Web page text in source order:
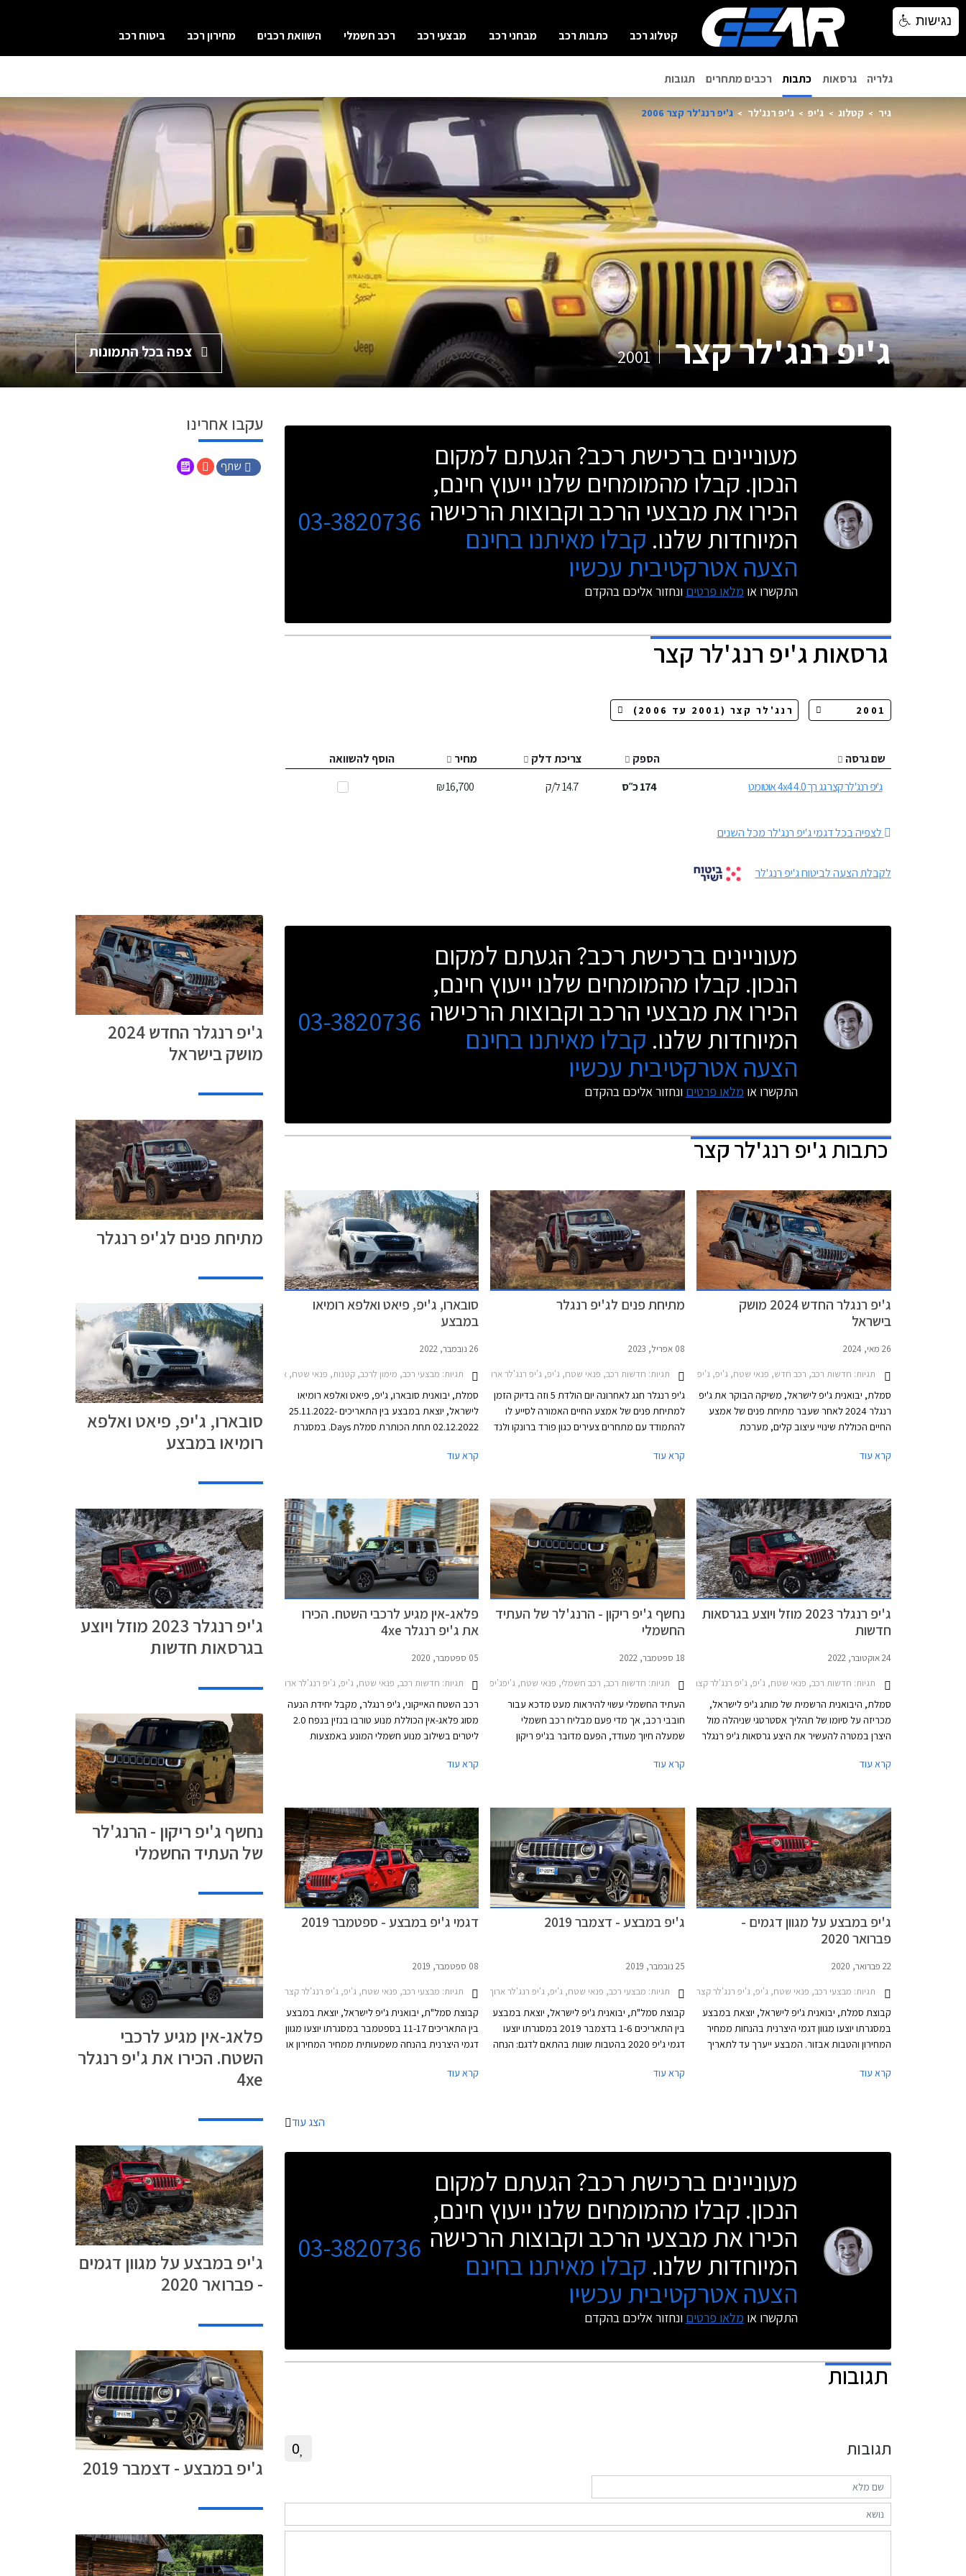
קטלוג רכב כתבות רכב מבחני רכב מבצעי רכב רכב חשמלי השוואת רכבים מחירון רכב ביטוח רכב
גלריה גרסאות כתבות רכבים מתחרים תגובות
גיר קטלוג ג'יפ ג'יפ רנג'לר ג'יפ רנג'לר קצר 2006
ג'יפ רנג'לר קצר 2001 צפה בכל התמונות
מעוניינים ברכישת רכב? הגעתם למקום
הנכון. קבלו מהמומחים שלנו ייעוץ חינם,
הכירו את מבצעי הרכב וקבוצות הרכישה
המיוחדות שלנו. קבלו מאיתנו בחינם
הצעה אטרקטיבית עכשיו
התקשרו או מלאו פרטים ונחזור אליכם בהקדם
03-3820736
גרסאותג'יפ רנג'לר קצר
שם גרסה הספק צריכת דלק מחיר
הוסף להשוואה
ג'יפ רנג'לר קצר גג רך 4.0 4x4 אוטומט
174כ״ס 14.7ל/ק 16,700 ₪
לצפיה בכל דגמי ג'יפ רנג'לר מכל השנים
לקבלת הצעה לביטוח ג'יפ רנג'לר
עקבו אחרינו
שתף
מעוניינים ברכישת רכב? הגעתם למקום
הנכון. קבלו מהמומחים שלנו ייעוץ חינם,
הכירו את מבצעי הרכב וקבוצות הרכישה
המיוחדות שלנו. קבלו מאיתנו בחינם
הצעה אטרקטיבית עכשיו
התקשרו או מלאו פרטים ונחזור אליכם בהקדם
03-3820736
כתבותג'יפ רנג'לר קצר
ג'יפ רנגלר החדש 2024 מושק
בישראל
26 מאי, 2024
תגיות: חדשות רכב, רכב חדש, פנאי שטח, ג'יפ, ג'יפ רנג'לר ארוך 2018-2024, ג'יפ רנג'לר קצר 2018-2024, ג'יפ רנג'לר ארוך 2024-2026, ג'יפ רנג'לר קצר 2024-2026מחירון רכב
סמלת, יבואנית ג'יפ לישראל, משיקה הבוקר את ג'יפ
רנגלר 2024 לאחר שעבר מתיחת פנים של אמצע
החיים הכוללת שינויי עיצוב קלים, מערכת
בגרסת רוביקון. הדגם ישווק עם אחריות מורחבת
379,900 ₪.
קרא עוד
מתיחת פנים לג'יפ רנגלר
08 אפריל, 2023
תגיות: חדשות רכב, פנאי שטח, ג'יפ, ג'יפ רנג'לר ארוך 2018-2024, ג'יפ רנג'לר קצר 2018-2024, ג'יפ רנג'לר ארוך 2024-2026ג'יפ רנג'לר קצר 2024-2026
ג'יפ רנגלר חגג לאחרונה יום הולדת 5 וזה בדיוק הזמן
למתיחת פנים של אמצע החיים האמורה לסייע לו
להתמודד עם מתחרים צעירים כגון פורד ברונקו ולנד
סבל ג'יפ רנגלר מרמת בטיחות נמוכה ותא נוסעים
מאכזב, נקודות שקיבלו התייחסות במסגרת מתיחת
הפנים. ג'יפ רנגלר המעודכן עושה את הופעת
הבכורה בתערוכות הרכב של ניו יורק המתקיימת
בימים אלה.
קרא עוד
סובארו, ג'יפ, פיאט ואלפא רומיאו
במבצע
26 נובמבר, 2022
תגיות: מבצעי רכב, מימון לרכב, קטנות, פנאי שטח, אלפא רומיאו, פיאט, ג'יפ, סובארו, ג'יפ רנג'לר קצר 2018-2024, אלפא רומיאו טונאלה 2022-2025, ג'יפ גרנד צ'ירוקי 2013-2022, ג'יפ קומפאס 2022-2025, פיאט 500e 2021-2024, סובארו XV 2017-2023, סובארו אאוטבק 2021-2025, סובארו פורסטר 2022-2024סובארו איבולטיס 2020-2023
סמלת, יבואנית סובארו, ג'יפ, פיאט ואלפא רומיאו
לישראל, יוצאת במבצע בין התאריכים 25.11.2022-
02.12.2022 תחת הכותרת סמלת Days. במסגרת
פריים מינוס 0.5%, כלומר ריבית של 3.75% נכון
להיום. כל מסלולי המימון מוצעים לתקופה של עד 60
חודשים וכוללים עמלת הקמה בסך 1.5% ממחיר
הרכב ודמי משכון ושעבוד בסך 350 ₪, שניהם
בצירוף מע"מ.
קרא עוד
ג'יפ רנגלר 2023 מוזל ויוצע בגרסאות
חדשות
24 אוקטובר, 2022
תגיות: חדשות רכב, פנאי שטח, ג'יפ, ג'יפ רנג'לר קצר 2018-2024ג'יפ רנג'לר ארוך 2018-2024
סמלת, היבואנית הרשמית של מותג ג'יפ לישראל,
מכריזה על סיומו של תהליך אסטרטגי שניהלה מול
היצרן במטרה להעשיר את היצע גרסאות ג'יפ רנגלר
הישראלי. בנוסף עודכן מחירון הדגם המציג הוזלות
קרא עוד
נחשף ג'יפ ריקון - הרנג'לר של העתיד
החשמלי
18 ספטמבר, 2022
תגיות: חדשות רכב, רכב חשמלי, פנאי שטח, ג'יפג'יפ רנג'לר ארוך 2018-2024
העתיד החשמלי עשוי להיראות מעט מדכא עבור
חובבי רכב, אך מדי פעם מבליח רכב חשמלי
שמעלה חיוך מעודד, הפעם מדובר בג'יפ ריקון
חשמליים שיגיעו בשנים הקרובות אל הכבישים,
ג'יפ רנג'לר הקשוח. בשלב זה שלושת הדגמים
מוגדרים כקונספט אך נראים קרובים מאוד לפס
הייצור.
קרא עוד
פלאג-אין מגיע לרכבי השטח. הכירו
את ג'יפ רנגלר 4xe
05 ספטמבר, 2020
תגיות: חדשות רכב, פנאי שטח, ג'יפ, ג'יפ רנג'לר ארוך 2018-2024ג'יפ רנג'לר קצר 2018-2024
רכב השטח האייקוני, ג'יפ רנגלר, מקבל יחידת הנעה
מסוג פלאג-אין הכוללת מנוע טורבו בנזין בנפח 2.0
ליטרים בשילוב מנוע חשמלי המונע באמצעות
וואט. ההספק המרבי הכולל של יחידת ההנעה עומד
ומאפשרת נסיעה על טהרת החשמל לאורך 40 ק"מ
כאשר הסוללה טעונה במלואה.
קרא עוד
ג'יפ במבצע על מגוון דגמים -
פברואר 2020
22 פברואר, 2020
תגיות: מבצעי רכב, פנאי שטח, ג'יפ, ג'יפ רנג'לר קצר 2018-2024ג'יפ גרנד צ'ירוקי 2013-2022
קבוצת סמלת, יבואנית ג'יפ לישראל, יוצאת במבצע
במסגרתו יוצעו מגוון דגמי היצרנית בהנחות ממחיר
המחירון והטבות אבזור. המבצע ייערך עד לתאריך
קרא עוד
ג'יפ במבצע - דצמבר 2019
25 נובמבר, 2019
תגיות: מבצעי רכב, פנאי שטח, ג'יפ, ג'יפ רנג'לר ארוך 2018-2024, ג'יפ רנג'לר קצר 2018-2024, ג'יפ גרנד צ'ירוקי 2013-2022, ג'יפ קומפאס 2017-2022ג'יפ רנגייד 2016-2019
קבוצת סמל"ת, יבואנית ג'יפ לישראל, יוצאת במבצע
בין התאריכים 1-6 בדצמבר 2019 במסגרתו יוצעו
דגמי ג'יפ 2020 בהטבות שונות בהתאם לדגם: הנחה
מימון ללא ריבית. המבצע ייערך בכל אולמות
קרא עוד
דגמי ג'יפ במבצע - ספטמבר 2019
08 ספטמבר, 2019
תגיות: מבצעי רכב, פנאי שטח, ג'יפ, ג'יפ רנג'לר קצר 2018-2024, ג'יפ רנג'לר ארוך 2018-2024, ג'יפ גרנד צ'ירוקי 2013-2022ג'יפ קומפאס 2017-2022
קבוצת סמל"ת, יבואנית ג'יפ לישראל, יוצאת במבצע
בין התאריכים 11-17 בספטמבר במסגרתו יוצעו מגוון
דגמי היצרנית בהנחה משמעותית ממחיר המחירון או
אולמות התצוגה של ג'יפ ברחבי הארץ.
קרא עוד
הצג עוד
מעוניינים ברכישת רכב? הגעתם למקום
הנכון. קבלו מהמומחים שלנו ייעוץ חינם,
הכירו את מבצעי הרכב וקבוצות הרכישה
המיוחדות שלנו. קבלו מאיתנו בחינם
הצעה אטרקטיבית עכשיו
התקשרו או מלאו פרטים ונחזור אליכם בהקדם
03-3820736
תגובות
תגובות 0
ג'יפ רנגלר החדש 2024
מושק בישראל
מתיחת פנים לג'יפ רנגלר
סובארו, ג'יפ, פיאט ואלפא
רומיאו במבצע
ג'יפ רנגלר 2023 מוזל ויוצע
בגרסאות חדשות
נחשף ג'יפ ריקון - הרנג'לר
של העתיד החשמלי
פלאג-אין מגיע לרכבי
השטח. הכירו את ג'יפ רנגלר
4xe
ג'יפ במבצע על מגוון דגמים
- פברואר 2020
ג'יפ במבצע - דצמבר 2019
נגישות
נגישות